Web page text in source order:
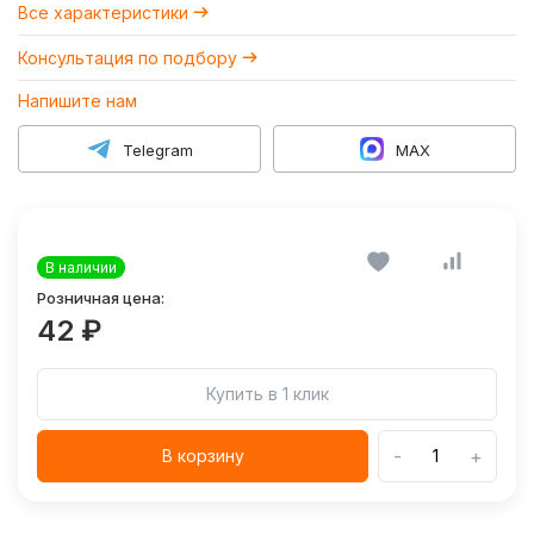
Все характеристики
Консультация по подбору
Напишите нам
Telegram MAX
В наличии
Розничная цена:
42 ₽
Купить в 1 клик
В корзину - +